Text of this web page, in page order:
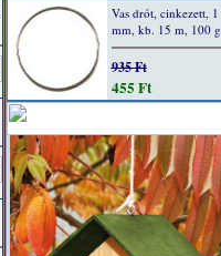
Vas drót, cinkezett, 1
mm, kb. 15 m, 100 g
935 Ft
455 Ft